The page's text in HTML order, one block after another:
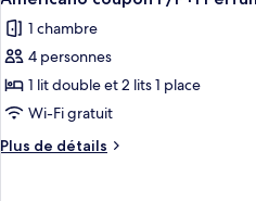
credit+1
Americano
coupon
P/P+1
Perfume
Sachet
Together
PKG]DeluxeTwin+h
Kitchen
10000KRW
credit+1
coupon
les
photos
pour
ce
type
de
1 chambre
4 personnes
1 lit double et 2 lits 1 place
Wi-Fi gratuit
Plus de détails
Plus